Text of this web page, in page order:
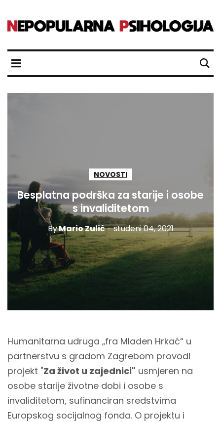
NOVOSTI
Besplatna podrška za starije i osobe
s invaliditetom
ByMario Zulić- studeni 04, 2021
Humanitarna udruga „fra Mladen Hrkać“ u
partnerstvu s gradom Zagrebom provodi
projekt "Za život u zajednici" usmjeren na
osobe starije životne dobi i osobe s
invaliditetom, sufinanciran sredstvima
Europskog socijalnog fonda. O projektu i